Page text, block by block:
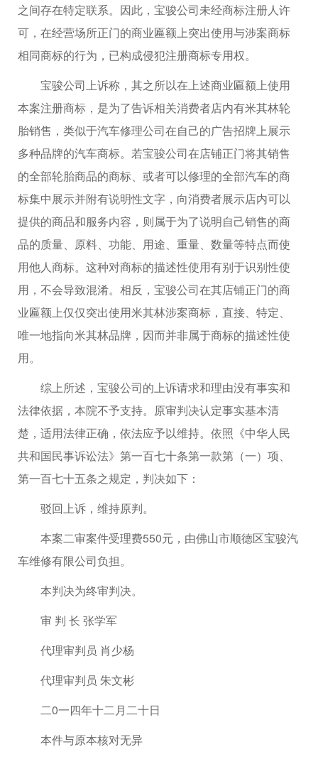
之间存在特定联系。因此，宝骏公司未经商标注册人许
可，在经营场所正门的商业匾额上突出使用与涉案商标
相同商标的行为，已构成侵犯注册商标专用权。
宝骏公司上诉称，其之所以在上述商业匾额上使用
本案注册商标，是为了告诉相关消费者店内有米其林轮
胎销售，类似于汽车修理公司在自己的广告招牌上展示
多种品牌的汽车商标。若宝骏公司在店铺正门将其销售
的全部轮胎商品的商标、或者可以修理的全部汽车的商
标集中展示并附有说明性文字，向消费者展示店内可以
提供的商品和服务内容，则属于为了说明自己销售的商
品的质量、原料、功能、用途、重量、数量等特点而使
用他人商标。这种对商标的描述性使用有别于识别性使
用，不会导致混淆。相反，宝骏公司在其店铺正门的商
业匾额上仅仅突出使用米其林涉案商标，直接、特定、
唯一地指向米其林品牌，因而并非属于商标的描述性使
用。
综上所述，宝骏公司的上诉请求和理由没有事实和
法律依据，本院不予支持。原审判决认定事实基本清
楚，适用法律正确，依法应予以维持。依照《中华人民
共和国民事诉讼法》第一百七十条第一款第（一）项、
第一百七十五条之规定，判决如下：
驳回上诉，维持原判。
本案二审案件受理费550元，由佛山市顺德区宝骏汽
车维修有限公司负担。
本判决为终审判决。
审 判 长 张学军
代理审判员 肖少杨
代理审判员 朱文彬
二0一四年十二月二十日
本件与原本核对无异